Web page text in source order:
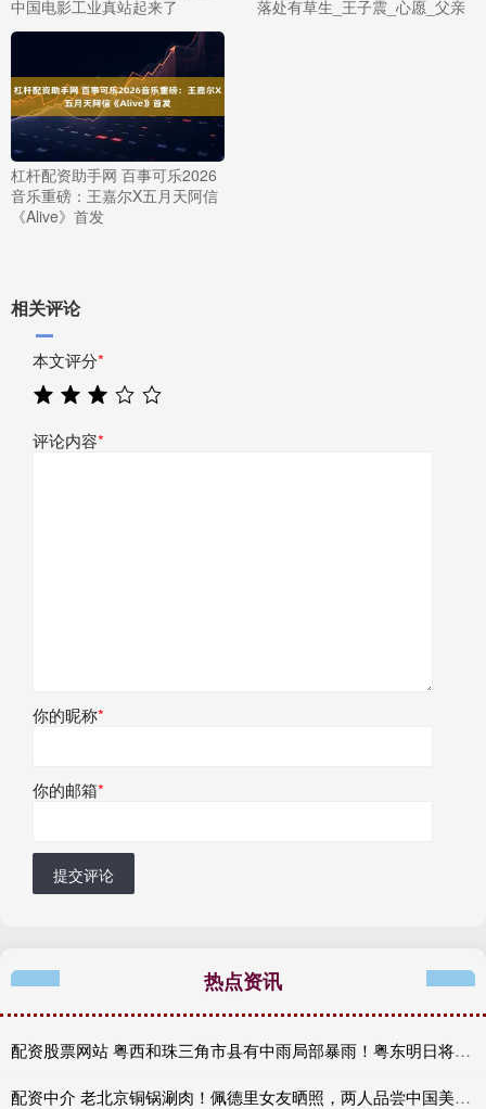
中国电影工业真站起来了
落处有草生_王子震_心愿_父亲
杠杆配资助手网 百事可乐2026
音乐重磅：王嘉尔X五月天阿信
《Alive》首发
相关评论
本文评分*
评论内容*
你的昵称*
你的邮箱*
提交评论
热点资讯
配资股票网站 粤西和珠三角市县有中雨局部暴雨！粤东明日将迎大雨到暴雨
配资中介 老北京铜锅涮肉！佩德里女友晒照，两人品尝中国美食、游长城